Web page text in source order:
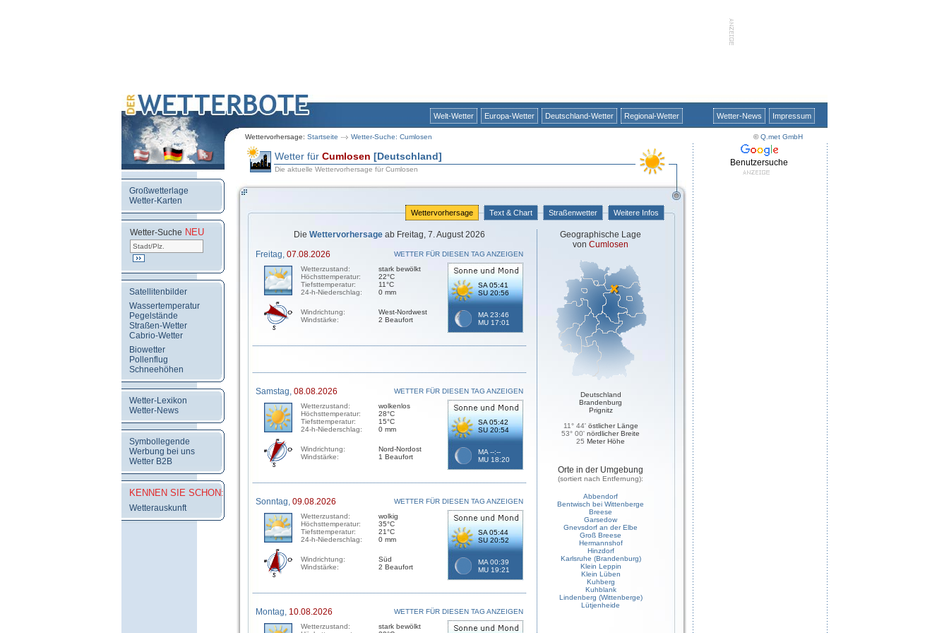
Welt-Wetter Europa-Wetter Deutschland-Wetter Regional-Wetter
Wettervorhersage: Startseite Wetter-Suche: Cumlosen
Wetter-News Impressum
©Q.met GmbH
Großwetterlage
Wetter-Karten
Wetter-Suche NEU
Satellitenbilder
Wassertemperatur
Pegelstände
Straßen-Wetter
Cabrio-Wetter
Biowetter
Pollenflug
Schneehöhen
Wetter-Lexikon
Wetter-News
Symbollegende
Werbung bei uns
Wetter B2B
KENNEN SIE SCHON:
Wetterauskunft
Wetter für Cumlosen [Deutschland]
Die aktuelle Wettervorhersage für Cumlosen
Wettervorhersage Text & Chart Straßenwetter Weitere Infos
Die Wettervorhersage ab Freitag, 7. August 2026
Freitag, 07.08.2026
WETTER FÜR DIESEN TAG ANZEIGEN
Wetterzustand:
Höchsttemperatur:
Tiefsttemperatur:
24-h-Niederschlag:
stark bewölkt
22°C
11°C
0 mm
SA 05:41
SU 20:56
MA 23:46
MU 17:01
Windrichtung:
Windstärke:
West-Nordwest
2 Beaufort
Samstag, 08.08.2026
WETTER FÜR DIESEN TAG ANZEIGEN
Wetterzustand:
Höchsttemperatur:
Tiefsttemperatur:
24-h-Niederschlag:
wolkenlos
28°C
15°C
0 mm
SA 05:42
SU 20:54
MA --:--
MU 18:20
Windrichtung:
Windstärke:
Nord-Nordost
1 Beaufort
Sonntag, 09.08.2026
WETTER FÜR DIESEN TAG ANZEIGEN
Wetterzustand:
Höchsttemperatur:
Tiefsttemperatur:
24-h-Niederschlag:
wolkig
35°C
21°C
0 mm
SA 05:44
SU 20:52
MA 00:39
MU 19:21
Windrichtung:
Windstärke:
Süd
2 Beaufort
Montag, 10.08.2026
WETTER FÜR DIESEN TAG ANZEIGEN
Wetterzustand:
stark bewölkt
Geographische Lage
von Cumlosen
Deutschland
Brandenburg
Prignitz
11° 44' östlicher Länge
53° 00' nördlicher Breite
25 Meter Höhe
Orte in der Umgebung
(sortiert nach Entfernung):
Abbendorf
Bentwisch bei Wittenberge
Breese
Garsedow
Gnevsdorf an der Elbe
Groß Breese
Hermannshof
Hinzdorf
Karlsruhe (Brandenburg)
Klein Leppin
Klein Lüben
Kuhberg
Kuhblank
Lindenberg (Wittenberge)
Lütjenheide
Benutzersuche